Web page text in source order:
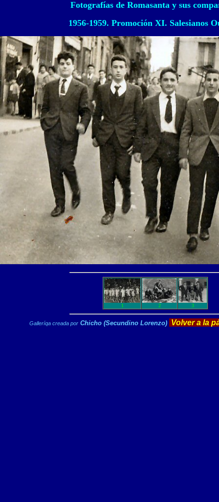
Fotografías de Romasanta y sus
1956-1959. Promoción XI. Salesianos
1 2 3
Galleríqa creada por Chicho (Secundino Lorenzo) Volver a la